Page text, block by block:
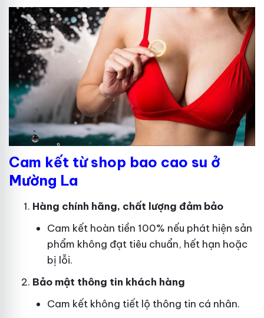
Cam kết từ shop bao cao su ở
Mường La
Hàng chính hãng, chất lượng đảm bảo
Cam kết hoàn tiền 100% nếu phát hiện sản
phẩm không đạt tiêu chuẩn, hết hạn hoặc
bị lỗi.
Bảo mật thông tin khách hàng
Cam kết không tiết lộ thông tin cá nhân.